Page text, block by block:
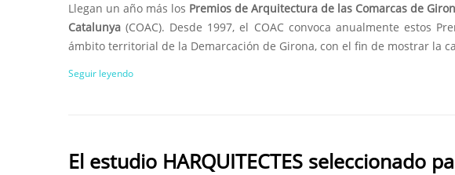
Llegan un año más los Premios de Arquitectura de las Comarcas de
Catalunya(COAC). Desde 1997, el COAC convoca anualmente estos
ámbito territorial de la Demarcación de Girona, con el fin de mostrar la
Seguir leyendo
El estudio HARQUITECTES seleccionado